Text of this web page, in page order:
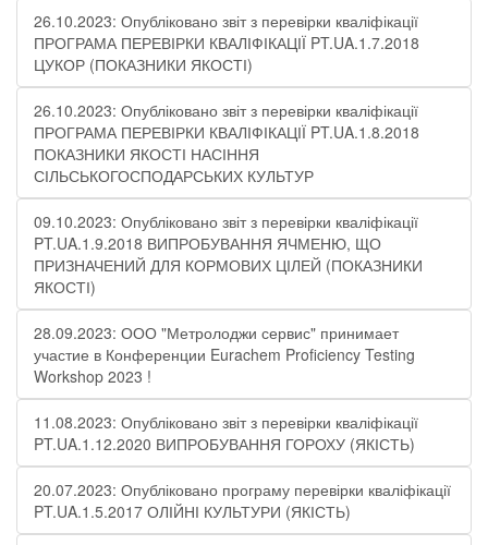
26.10.2023: Опубліковано звіт з перевірки кваліфікації
ПРОГРАМА ПЕРЕВІРКИ КВАЛІФІКАЦІЇ PT.UA.1.7.2018
ЦУКОР (ПОКАЗНИКИ ЯКОСТІ)​
26.10.2023: Опубліковано звіт з перевірки кваліфікації
ПРОГРАМА ПЕРЕВІРКИ КВАЛІФІКАЦІЇ PT.UA.1.8.2018
ПОКАЗНИКИ ЯКОСТІ НАСІННЯ
СІЛЬСЬКОГОСПОДАРСЬКИХ КУЛЬТУР
09.10.2023: Опубліковано звіт з перевірки кваліфікації
PT.UA.1.9.2018 ВИПРОБУВАННЯ ЯЧМЕНЮ, ЩО
ПРИЗНАЧЕНИЙ ДЛЯ КОРМОВИХ ЦІЛЕЙ (ПОКАЗНИКИ
ЯКОСТІ)
28.09.2023: ООО "Метролоджи сервис" принимает
участие в Конференции Eurachem Proficiency Testing
Workshop 2023 !
11.08.2023: Опубліковано звіт з перевірки кваліфікації
PT.UA.1.12.2020 ВИПРОБУВАННЯ ГОРОХУ (ЯКІСТЬ)
20.07.2023: Опубліковано програму перевірки кваліфікації
PT.UA.1.5.2017 ОЛІЙНІ КУЛЬТУРИ (ЯКІСТЬ)